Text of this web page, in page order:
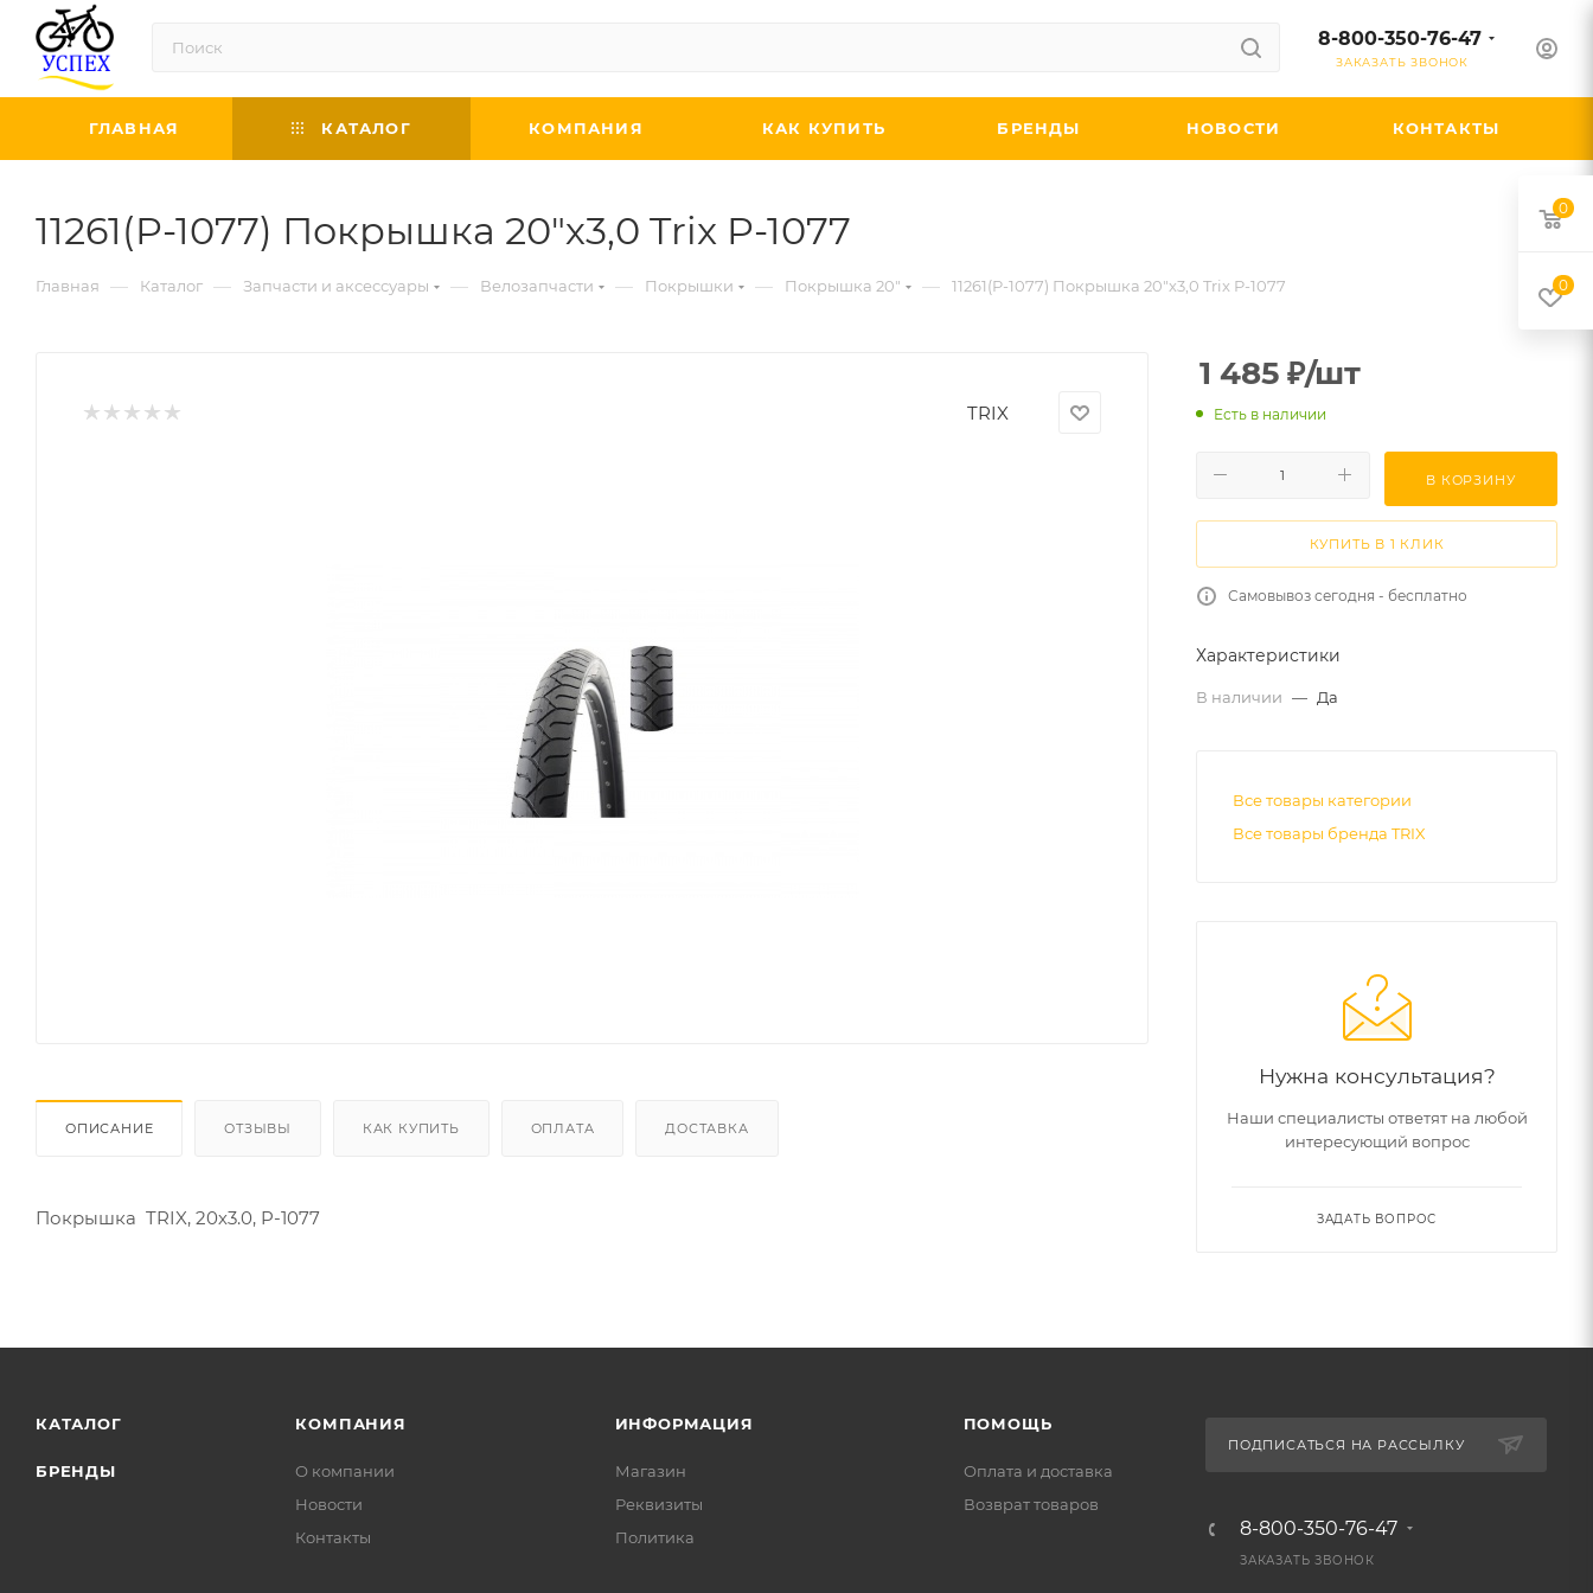
8-800-350-76-47
ЗАКАЗАТЬ ЗВОНОК
ГЛАВНАЯ КАТАЛОГ КОМПАНИЯ КАК КУПИТЬ БРЕНДЫ НОВОСТИ КОНТАКТЫ
11261(P-1077) Покрышка 20"х3,0 Trix P-1077
Главная — Каталог — Запчасти и аксессуары — Велозапчасти — Покрышки — Покрышка 20" — 11261(P-1077) Покрышка 20"х3,0 Trix P-1077
TRIX
ОПИСАНИЕ ОТЗЫВЫ КАК КУПИТЬ ОПЛАТА ДОСТАВКА
Покрышка TRIX, 20х3.0, P-1077
1 485 ₽/шт
Есть в наличии
В КОРЗИНУ
КУПИТЬ В 1 КЛИК
Самовывоз сегодня - бесплатно
Характеристики
В наличии — Да
Все товары категории
Все товары бренда TRIX
Нужна консультация?
Наши специалисты ответят на любой
интересующий вопрос
ЗАДАТЬ ВОПРОС
КАТАЛОГ
БРЕНДЫ
КОМПАНИЯ
О компании
Новости
Контакты
ИНФОРМАЦИЯ
Магазин
Реквизиты
Политика
ПОМОЩЬ
Оплата и доставка
Возврат товаров
ПОДПИСАТЬСЯ НА РАССЫЛКУ
8-800-350-76-47
ЗАКАЗАТЬ ЗВОНОК
0
0